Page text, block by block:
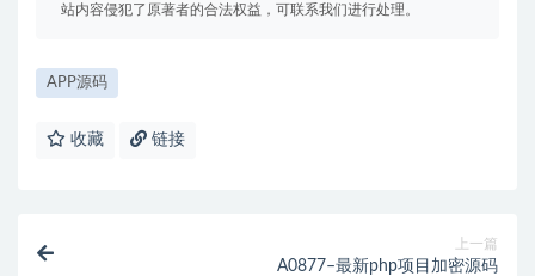
站内容侵犯了原著者的合法权益，可联系我们进行处理。
APP源码
收藏 链接
上一篇
A0877–最新php项目加密源码